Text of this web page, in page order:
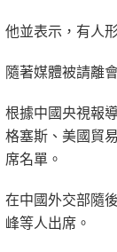
他並表示，有人
隨著媒體被請離
根據中國央視報
格塞斯、美國貿
席名單。
在中國外交部隨
峰等人出席。